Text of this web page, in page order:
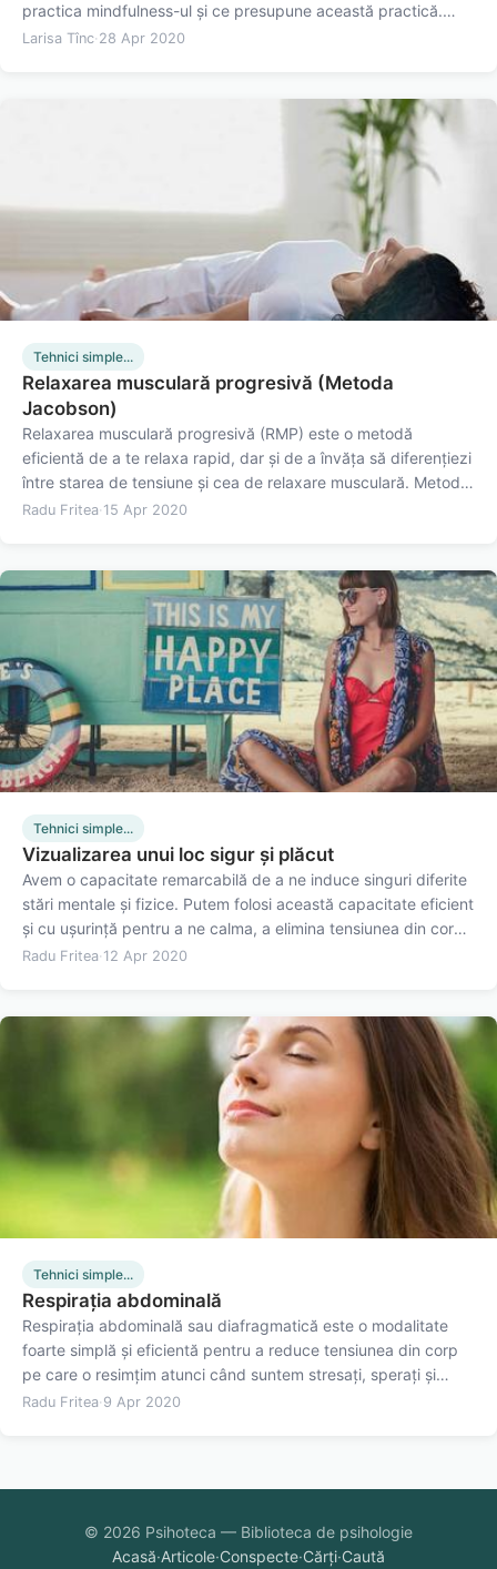
practica mindfulness-ul și ce presupune această practică.
Cultivarea stării de mindfulness prin meditație Mindfulness,
Larisa Tînc· 28 Apr 2020
Tehnici simple...
Relaxarea musculară progresivă (Metoda
Jacobson)
Relaxarea musculară progresivă (RMP) este o metodă
eficientă de a te relaxa rapid, dar și de a învăța să diferențiezi
între starea de tensiune și cea de relaxare musculară. Metoda
inițială a fost propusă de Edmund Jacobson, dar Joseph
Radu Fritea· 15 Apr 2020
Tehnici simple...
Vizualizarea unui loc sigur și plăcut
Avem o capacitate remarcabilă de a ne induce singuri diferite
stări mentale și fizice. Putem folosi această capacitate eficient
și cu ușurință pentru a ne calma, a elimina tensiunea din corp
și a ne da o stare de bine. Iată cum putem să ne folosim
Radu Fritea· 12 Apr 2020
Tehnici simple...
Respirația abdominală
Respirația abdominală sau diafragmatică este o modalitate
foarte simplă și eficientă pentru a reduce tensiunea din corp
pe care o resimțim atunci când suntem stresați, sperați și
anxioși. Respirația abdominală activează sistemul nervos
Radu Fritea· 9 Apr 2020
© 2026 Psihoteca — Biblioteca de psihologie
Acasă·Articole·Conspecte·Cărți·Caută